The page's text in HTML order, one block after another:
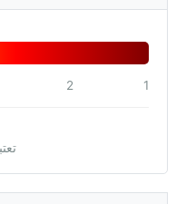
1
2